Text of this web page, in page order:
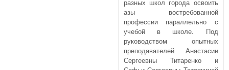
разных школ города освоить
азы востребованной
профессии параллельно с
учебой в школе. Под
руководством опытных
преподавателей Анастасии
Сергеевны Титаренко и